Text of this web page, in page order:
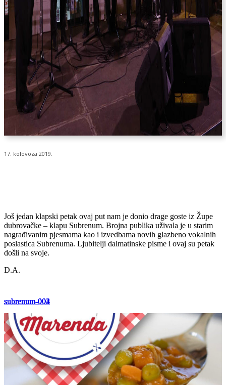
17. kolovoza 2019.
Još jedan klapski petak ovaj put nam je donio drage goste iz Župe
dubrovačke – klapu Subrenum. Brojna publika uživala je u starim
nagrađivanim pjesmama kao i izvedbama novih glazbeno vokalnih
poslastica Subrenuma. Ljubitelji dalmatinske pisme i ovaj su petak
došli na svoje.
D.A.
subrenum-001
subrenum-003
subrenum-004
subrenum-002